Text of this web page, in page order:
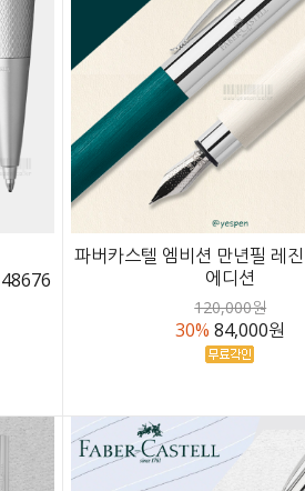
파버카스텔 엠비션 만년필 레
에디션
120,000원
30% 84,000원